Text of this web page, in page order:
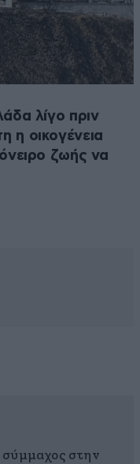
λίγο πριν
η οικογένεια
ζωής να
στην